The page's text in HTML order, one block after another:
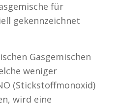
für
gekennzeichnet
Gasgemischen
weniger
(Stickstoffmonoxid)
wird eine